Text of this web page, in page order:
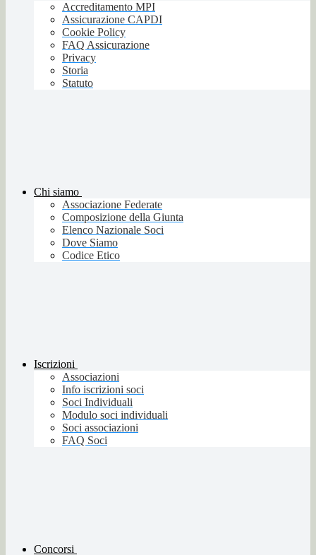
Accreditamento MPI
Assicurazione CAPDI
Cookie Policy
FAQ Assicurazione
Privacy
Storia
Statuto
Chi siamo
Associazione Federate
Composizione della Giunta
Elenco Nazionale Soci
Dove Siamo
Codice Etico
Iscrizioni
Associazioni
Info iscrizioni soci
Soci Individuali
Modulo soci individuali
Soci associazioni
FAQ Soci
Concorsi